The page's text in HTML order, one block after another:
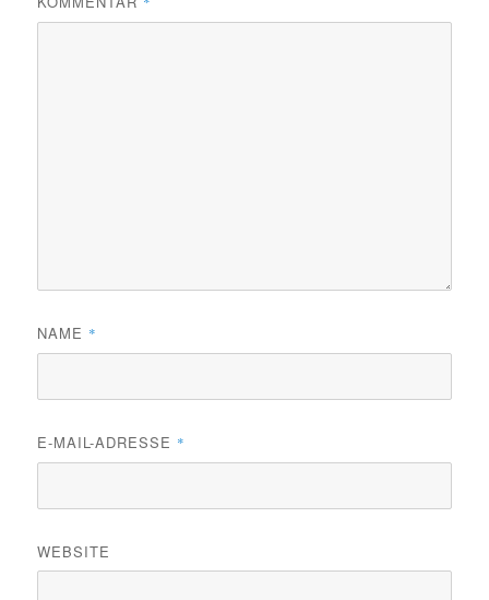
NAME *
E-MAIL-ADRESSE *
WEBSITE